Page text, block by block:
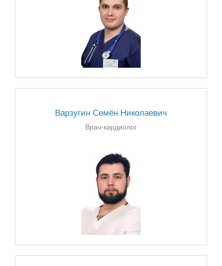
Варзугин Семён Николаевич
Врач-кардиолог